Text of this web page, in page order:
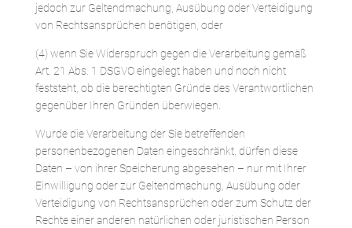
jedoch zur Geltendmachung, Ausübung oder Verteidigung
von Rechtsansprüchen benötigen, oder
(4) wenn Sie Widerspruch gegen die Verarbeitung gemäß
Art. 21 Abs. 1 DSGVO eingelegt haben und noch nicht
feststeht, ob die berechtigten Gründe des Verantwortlichen
gegenüber Ihren Gründen überwiegen.
Wurde die Verarbeitung der Sie betreffenden
personenbezogenen Daten eingeschränkt, dürfen diese
Daten – von ihrer Speicherung abgesehen – nur mit Ihrer
Einwilligung oder zur Geltendmachung, Ausübung oder
Verteidigung von Rechtsansprüchen oder zum Schutz der
Rechte einer anderen natürlichen oder juristischen Person